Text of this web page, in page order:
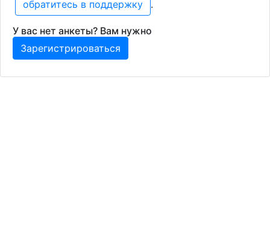
обратитесь в поддержку
.
У вас нет анкеты? Вам нужно
Зарегистрироваться